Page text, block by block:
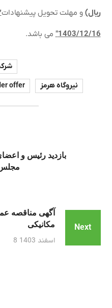
ریال) و مهلت تحویل پیشنهادات
1403/12/16″ می باشد.
offer نیروگاه هرمز
بازدید رئیس و
مجلس
آگهی مناقصه
مکانیکی
8 اسفند 1403
Next